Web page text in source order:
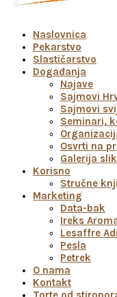
Naslovnica
Pekarstvo
Slastičarstvo
Događanja
Najave
Sajmovi
Sajmovi
Seminari,
Osvrti na
Galerija
Korisno
Stručne
Marketing
Data-bak
Ireks
Lesaffre
Pesla
Petrek
O nama
Kontakt